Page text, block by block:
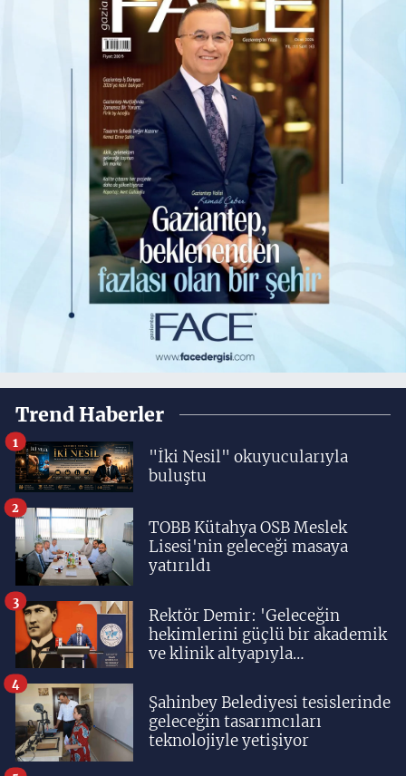
Trend Haberler
"İki Nesil" okuyucularıyla
buluştu
1
TOBB Kütahya OSB Meslek
Lisesi'nin geleceği masaya
yatırıldı
2
Rektör Demir: 'Geleceğin
hekimlerini güçlü bir akademik
ve klinik altyapıyla
3
Şahinbey Belediyesi tesislerinde
geleceğin tasarımcıları
teknolojiyle yetişiyor
4